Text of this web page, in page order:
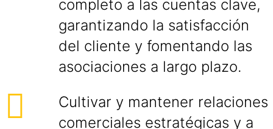
completo a las cuentas clave,
garantizando la satisfacción
del cliente y fomentando las
asociaciones a largo plazo.
Cultivar y mantener relaciones
comerciales estratégicas y a